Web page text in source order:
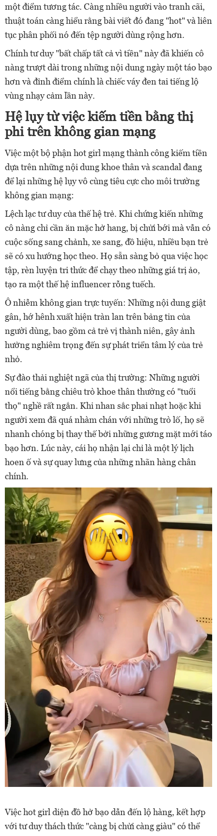
một điểm tương tác. Càng nhiều người vào tranh cãi,
thuật toán càng hiểu rằng bài viết đó đang "hot" và liên
tục phân phối nó đến tệp người dùng rộng hơn.
Chính tư duy "bất chấp tất cả vì tiền" này đã khiến cô
nàng trượt dài trong những nội dung ngày một táo bạo
hơn và đỉnh điểm chính là chiếc váy đen tai tiếng lộ
vùng nhạy cảm lần này.
Hệ lụy từ việc kiếm tiền bằng thị
phi trên không gian mạng
Việc một bộ phận hot girl mạng thành công kiếm tiền
dựa trên những nội dung khoe thân và scandal đang
để lại những hệ lụy vô cùng tiêu cực cho môi trường
không gian mạng:
Lệch lạc tư duy của thế hệ trẻ. Khi chứng kiến những
cô nàng chỉ cần ăn mặc hở hang, bị chửi bới mà vẫn có
cuộc sống sang chảnh, xe sang, đồ hiệu, nhiều bạn trẻ
sẽ có xu hướng học theo. Họ sẵn sàng bỏ qua việc học
tập, rèn luyện tri thức để chạy theo những giá trị ảo,
tạo ra một thế hệ influencer rỗng tuếch.
Ô nhiễm không gian trực tuyến: Những nội dung giật
gân, hớ hênh xuất hiện tràn lan trên bảng tin của
người dùng, bao gồm cả trẻ vị thành niên, gây ảnh
hưởng nghiêm trọng đến sự phát triển tâm lý của trẻ
nhỏ.
Sự đào thải nghiệt ngã của thị trường: Những người
nổi tiếng bằng chiêu trò khoe thân thường có "tuổi
thọ" nghề rất ngắn. Khi nhan sắc phai nhạt hoặc khi
người xem đã quá nhàm chán với những trò lố, họ sẽ
nhanh chóng bị thay thế bởi những gương mặt mới táo
bạo hơn. Lúc này, cái họ nhận lại chỉ là một lý lịch
hoen ố và sự quay lưng của những nhãn hàng chân
chính.
Việc hot girl diện đồ hở bạo dẫn đến lộ hàng, kết hợp
với tư duy thách thức "càng bị chửi càng giàu" có thể